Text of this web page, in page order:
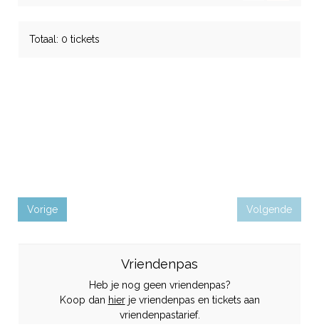
Totaal: 0 tickets
Vorige Volgende
Vriendenpas
Heb je nog geen vriendenpas?
Koop dan hierje vriendenpas en tickets aan
vriendenpastarief.